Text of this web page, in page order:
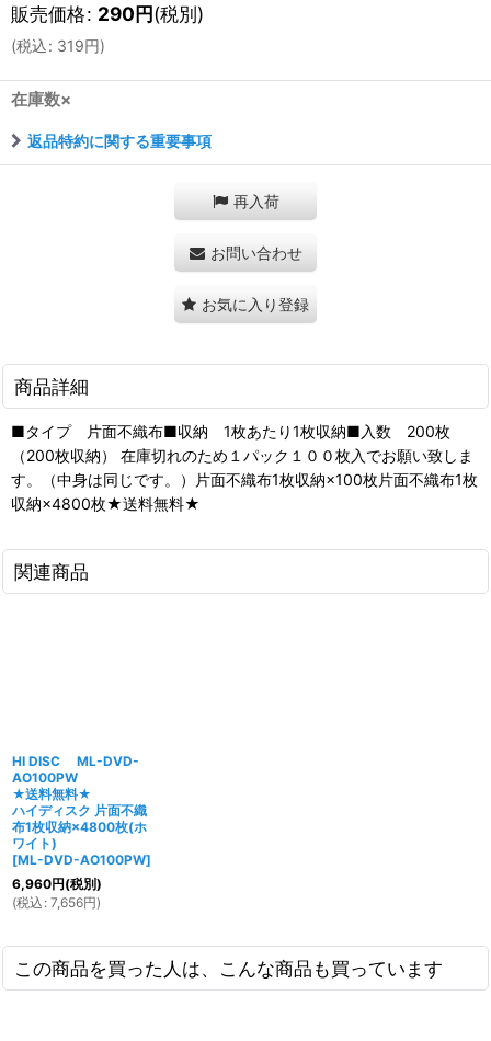
販売価格: 290円(税別)
(税込: 319円)
在庫数×
返品特約に関する重要事項
再入荷
お問い合わせ
お気に入り登録
商品詳細
■タイプ 片面不織布■収納 1枚あたり1枚収納■入数 200枚
（200枚収納） 在庫切れのため１パック１００枚入でお願い致しま
す。（中身は同じです。）片面不織布1枚収納×100枚片面不織布1枚
収納×4800枚★送料無料★
関連商品
HI DISC ML-DVD-
AO100PW
★送料無料★
ハイディスク 片面不織
布1枚収納×4800枚(ホ
ワイト)
[ML-DVD-AO100PW]
6,960円(税別)
(税込 : 7,656円)
この商品を買った人は、こんな商品も買っています